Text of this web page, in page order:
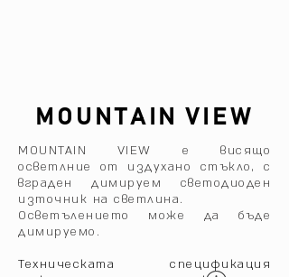
MOUNTAIN VIEW
MOUNTAIN VIEW е висящо
осветлние от издухано стъкло‎, с
вграден димируем светодиоден
източник на светлина.
Осветълението може да бъде
димируемо.
Техническата спецификация